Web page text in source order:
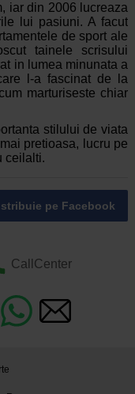
iar din 2006 lucreaza
lui pasiuni. A facut
de sport ale
tainele scrisului
in lumea minunata a
l-a fascinat de la
marturiseste chiar
stilului de viata
pretioasa, lucru pe
ceilalti.
pe Facebook
CallCenter